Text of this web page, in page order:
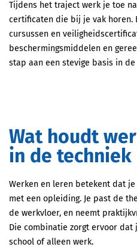
Tijdens het traject werk je toe
certificaten die bij je vak horen.
cursussen en
beschermingsmiddelen en
stap aan een stevige basis in
Wat houdt werken en leren
in de techniek
Werken en leren betekent dat
met een opleiding. Je past de
de werkvloer, en neemt
Die combinatie zorgt ervoor
school of alleen werk.